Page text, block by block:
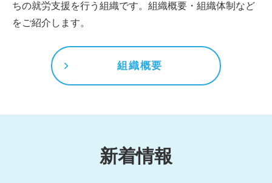
ちの就労支援を行う組織です。組織概要・組織体制など
をご紹介します。
組織概要
新着情報